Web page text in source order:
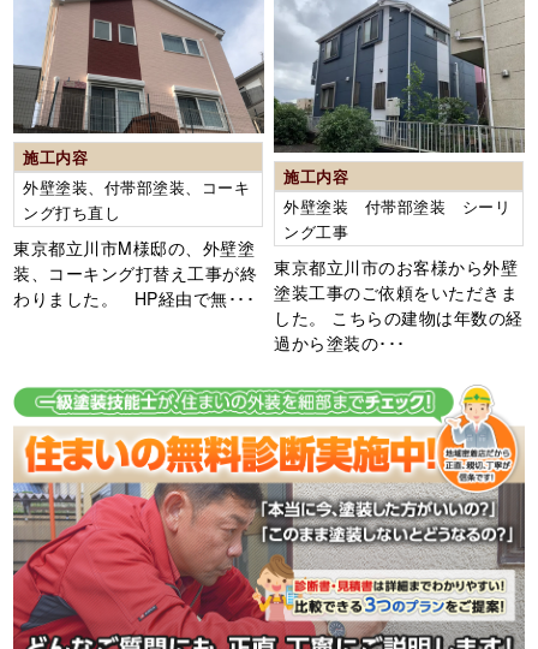
施工内容
外壁塗装、付帯部塗装、コーキ
ング打ち直し
東京都立川市M様邸の、外壁塗
装、コーキング打替え工事が終
わりました。 HP経由で無･･･
施工内容
外壁塗装 付帯部塗装 シーリ
ング工事
東京都立川市のお客様から外壁
塗装工事のご依頼をいただきま
した。 こちらの建物は年数の経
過から塗装の･･･